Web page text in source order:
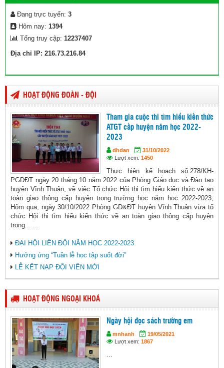
Đang trực tuyến: 3
Hôm nay: 1394
Tổng truy cập: 12237407
Địa chỉ IP: 216.73.216.84
HOẠT ĐỘNG ĐOÀN - ĐỘI
Tham gia cuộc thi tìm hiểu kiến thức
ATGT cấp huyện năm học 2022-
2023
dhdan
31/10/2022
Lượt xem: 1450
Thực hiện kế hoạch số:278/KH-
PGDĐT ngày 20 tháng 10 năm 2022 của Phòng Giáo dục và Đào tạo
huyện Vĩnh Thuận, về việc Tổ chức Hội thi tìm hiểu kiến thức về an
toàn giao thông cấp huyện trong trường học năm học 2022-2023;
Hôm qua, ngày 30/10/2022 Phòng GD&ĐT huyện Vĩnh Thuận vừa tổ
chức Hội thi tìm hiểu kiến thức về an toàn giao thông cấp huyện
trong... ...
ĐẠI HỘI LIÊN ĐỘI NĂM HỌC 2022-2023
Hưởng ứng “Tuần lễ học tập suốt đời”
LỄ KẾT NẠP ĐỘI VIÊN MỚI
HOẠT ĐỘNG NGOẠI KHOÁ
Ngày hội đọc sách trường em
mnhanh
19/05/2021
Lượt xem: 1867